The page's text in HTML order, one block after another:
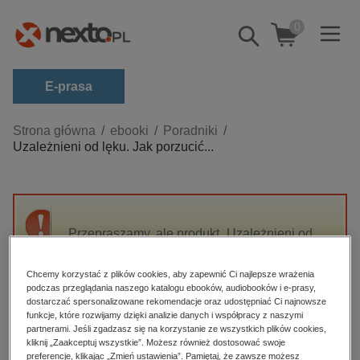
Pokaż/schowaj
wyszukiwarkę
0
E-prasa
Kategorie
Zobacz wszystkie E-prasa
budownictwo, aranżacja wnętrz
darmowe wydania
edukacja
hobby, sport, rozrywka
komputery, internet, technologie, informatyka
Strona główna ebooki
Poradniki
Uzależnieni od lęku. Jak porzucić...
Przepraszamy, ale produkt „Uzależnieni od
High-contrast mode
Polecane
Chcemy korzystać z plików cookies, aby zapewnić Ci najlepsze wrażenia
podczas przeglądania naszego katalogu ebooków, audiobooków i e-prasy,
dostarczać spersonalizowane rekomendacje oraz udostępniać Ci najnowsze
funkcje, które rozwijamy dzięki analizie danych i współpracy z naszymi
partnerami. Jeśli zgadzasz się na korzystanie ze wszystkich plików cookies,
kliknij „Zaakceptuj wszystkie”. Możesz również dostosować swoje
preferencje, klikając „Zmień ustawienia”. Pamiętaj, że zawsze możesz